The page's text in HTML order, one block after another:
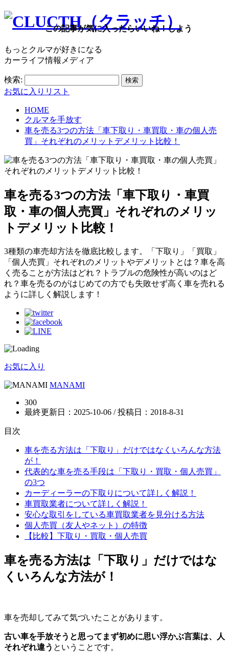
もっとクルマが好きになる
カーライフ情報メディア
検索:
お気に入りリスト
HOME
クルマを手放す
車を売る3つの方法「車下取り・車買取・車の個人売
買」それぞれのメリットデメリット比較！
車を売る3つの方法「車下取り・車買
取・車の個人売買」それぞれのメリッ
トデメリット比較！
3種類の車売却方法を徹底比較します。「下取り」「買取」
「個人売買」それぞれのメリットやデメリットとは？車を高
く売ることが方法はどれ？トラブルの危険性が高いのはど
れ？車を売るのがはじめての方でも失敗せず高く車を売れる
ように詳しく解説します！
お気に入り
MANAMI
300
最終更新日：2025-10-06 / 投稿日： 2018-8-31
目次
車を売る方法は「下取り」だけではなくいろんな方法
が！
代表的な車を売る手段は「下取り・買取・個人売買」
の3つ
カーディーラーの下取りについて詳しく解説！
車買取業者について詳しく解説！
安心な取引をしている車買取業者を見分ける方法
個人売買（友人やネット）の特徴
【比較】下取り・買取・個人売買
車を売る方法は「下取り」だけではな
くいろんな方法が！
車を売却してみて気づいたことがあります。
古い車を手放そうと思ってまず初めに思い浮かぶ言葉は、人
それぞれ違う ということです。
この記事が気に入ったらいいね！しよう